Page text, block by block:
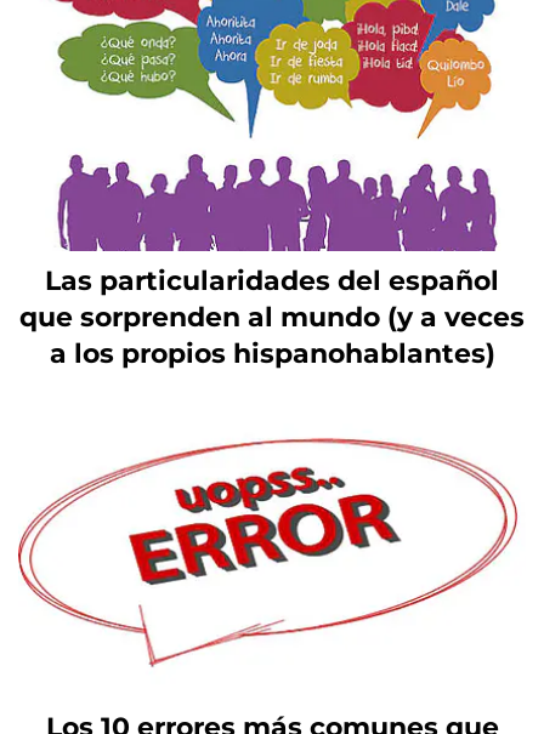
Las particularidades del español
que sorprenden al mundo (y a veces
a los propios hispanohablantes)
Los 10 errores más comunes que